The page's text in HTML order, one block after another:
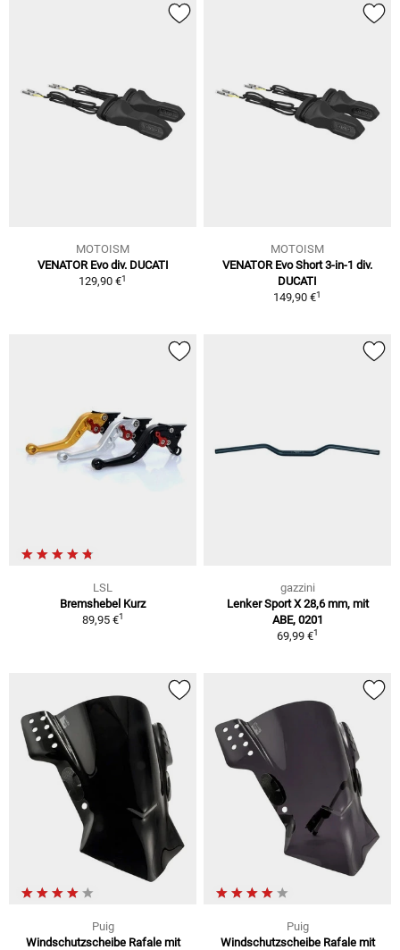
MOTOISM
VENATOR Evo div. DUCATI
129,90 €1
MOTOISM
VENATOR Evo Short 3-in-1 div.
DUCATI
149,90 €1
LSL
Bremshebel Kurz
89,95 €1
gazzini
Lenker Sport X 28,6 mm, mit
ABE, 0201
69,99 €1
Puig
Windschutzscheibe Rafale mit
Puig
Windschutzscheibe Rafale mit